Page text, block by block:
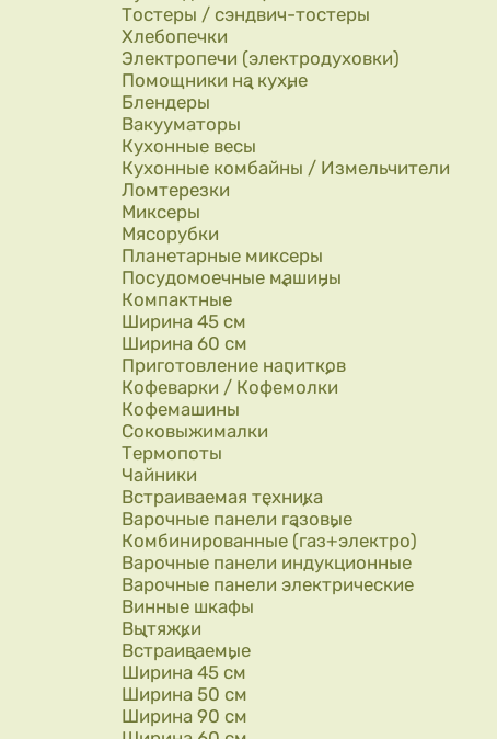
Тостеры / сэндвич-тостеры
Хлебопечки
Электропечи (электродуховки)
Помощники на кухне
Блендеры
Вакууматоры
Кухонные весы
Кухонные комбайны / Измельчители
Ломтерезки
Миксеры
Мясорубки
Планетарные миксеры
Посудомоечные машины
Компактные
Ширина 45 см
Ширина 60 см
Приготовление напитков
Кофеварки / Кофемолки
Кофемашины
Соковыжималки
Термопоты
Чайники
Встраиваемая техника
Варочные панели газовые
Комбинированные (газ+электро)
Варочные панели индукционные
Варочные панели электрические
Винные шкафы
Вытяжки
Встраиваемые
Ширина 45 см
Ширина 50 см
Ширина 90 см